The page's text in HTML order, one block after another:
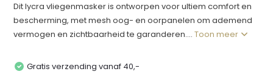
Dit lycra vliegenmasker is ontworpen voor ultiem comfort en
bescherming, met mesh oog- en oorpanelen om ademend
vermogen en zichtbaarheid te garanderen....Toon meer
Gratis verzending vanaf 40,-